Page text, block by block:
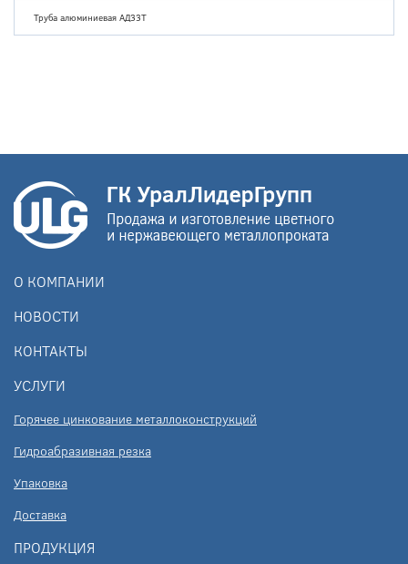
Труба алюминиевая АД33Т
О КОМПАНИИ
НОВОСТИ
КОНТАКТЫ
УСЛУГИ
Горячее цинкование металлоконструкций
Гидроабразивная резка
Упаковка
Доставка
ПРОДУКЦИЯ